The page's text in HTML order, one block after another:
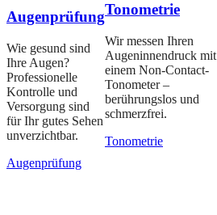
Augenprüfung
Wie gesund sind
Ihre Augen?
Professionelle
Kontrolle und
Versorgung sind
für Ihr gutes Sehen
unverzichtbar.
Augenprüfung
Tonometrie
Wir messen Ihren
Augeninnendruck mit
einem Non-Contact-
Tonometer –
berührungslos und
schmerzfrei.
Tonometrie